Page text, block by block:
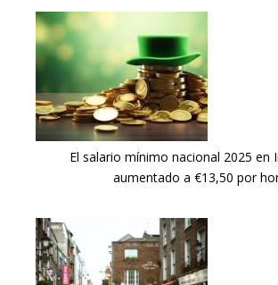
El salario mínimo nacional 2025 en
aumentado a €13,50 por